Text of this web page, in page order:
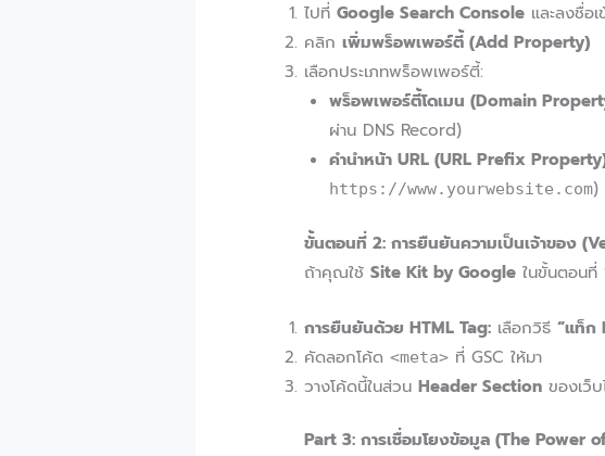
ไปที่Google Search Console และลงชื่อเ
คลิกเพิ่มพร็อพเพอร์ตี้ (Add Property)
เลือกประเภทพร็อพเพอร์ตี้:
พร็อพเพอร์ตี้โดเมน (Domain
ผ่าน DNS Record)
คำนำหน้า URL (URL Prefix
https://www.yourwebsite.com)
ขั้นตอนที่ 2: การยืนยันความเป็นเจ้าของ
ถ้าคุณใช้Site Kit by Google ในขั้นตอนที่
การยืนยันด้วย HTML Tag: เลือกวิธี“แท็ก
คัดลอกโค้ด<meta> ที่ GSC ให้มา
วางโค้ดนี้ในส่วนHeader Section ของเว็
Part 3: การเชื่อมโยงข้อมูล (The Power